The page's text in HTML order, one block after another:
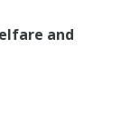
and